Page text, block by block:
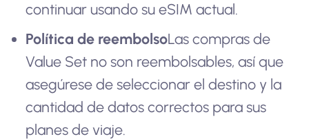
continuar usando su eSIM actual.
Política de reembolsoLas compras de
Value Set no son reembolsables, así que
asegúrese de seleccionar el destino y la
cantidad de datos correctos para sus
planes de viaje.